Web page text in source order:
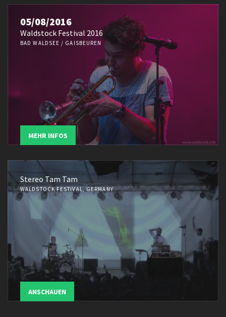
05/08/2016
Waldstock Festival 2016
BAD WALDSEE / GAISBEUREN
MEHR INFOS
Stereo Tam Tam
WALDSTOCK FESTIVAL, GERMANY
ANSCHAUEN